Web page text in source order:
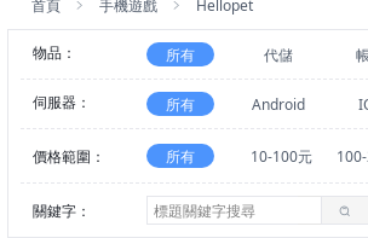
首頁 手機遊戲 Hellopet
物品： 所有 代儲
伺服器： 所有 Android
價格範圍： 所有 10-100元
關鍵字：